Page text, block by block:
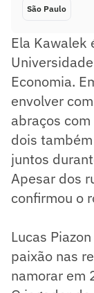
São Paulo
Ela Kawalek
Economia.
envolver
abraços
dois
juntos
Apesar dos
confirmou o
Lucas
paixão nas
namorar em